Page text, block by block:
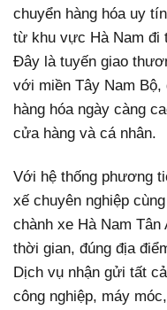
chuyển hàng hóa uy
từ khu vực Hà Nam đi
Đây là tuyến giao
với miền Tây Nam Bộ,
hàng hóa ngày càng
cửa hàng và cá nhân.
Với hệ thống phương
xế chuyên nghiệp
chành xe Hà Nam
thời gian, đúng địa
Dịch vụ nhận gửi tất
công nghiệp, máy